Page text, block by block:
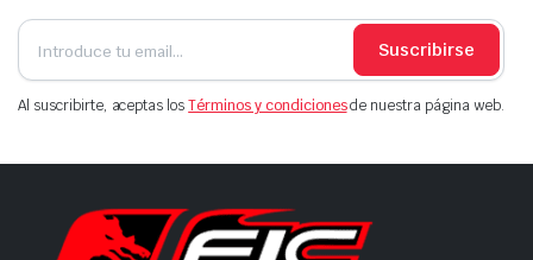
Suscribirse
Al suscribirte, aceptas losTérminos y condicionesde nuestra página web.